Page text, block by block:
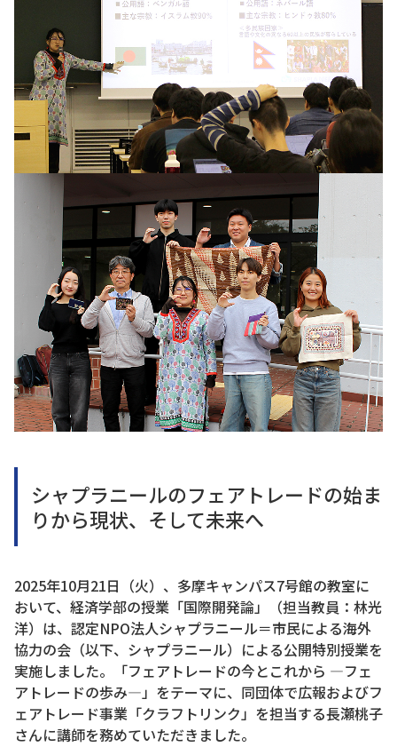
シャプラニールのフェアトレードの始ま
りから現状、そして未来へ
2025年10月21日（火）、多摩キャンパス7号館の教室に
おいて、経済学部の授業「国際開発論」（担当教員：林光
洋）は、認定NPO法人シャプラニール＝市民による海外
協力の会（以下、シャプラニール）による公開特別授業を
実施しました。「フェアトレードの今とこれから ―フェ
アトレードの歩み―」をテーマに、同団体で広報およびフ
ェアトレード事業「クラフトリンク」を担当する長瀬桃子
さんに講師を務めていただきました。